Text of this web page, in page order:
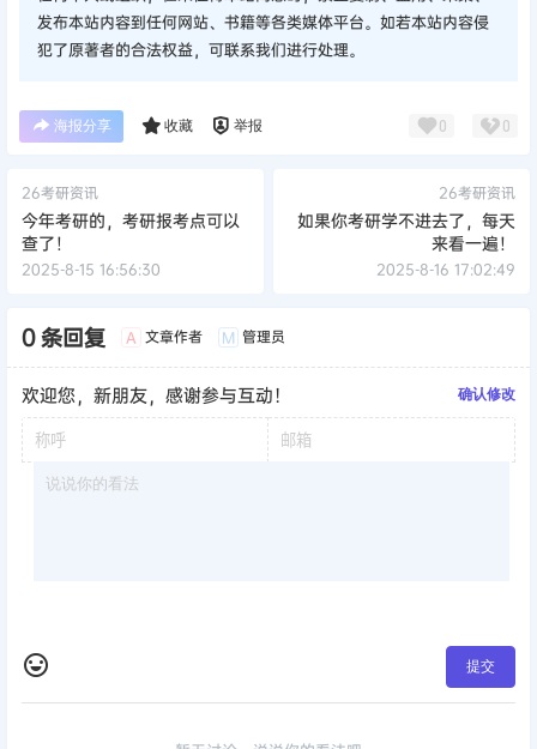
发布本站内容到任何网站、书籍等各类媒体平台。如若本站内容侵
犯了原著者的合法权益，可联系我们进行处理。
海报分享 收藏 举报 0 0
26考研资讯
今年考研的，考研报考点可以
查了！
2025-8-15 16:56:30
26考研资讯
如果你考研学不进去了，每天
来看一遍！
2025-8-16 17:02:49
0 条回复 A 文章作者 M 管理员
欢迎您，新朋友，感谢参与互动！ 确认修改
提交